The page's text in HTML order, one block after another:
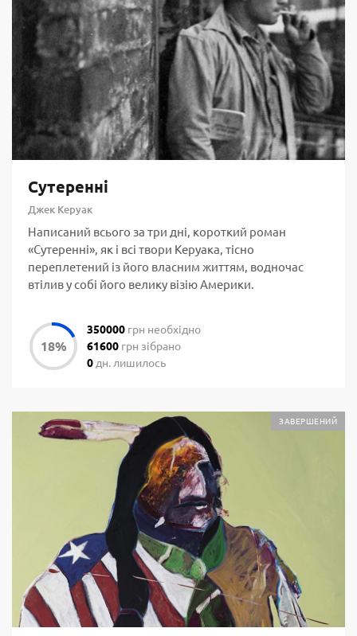
Сутеренні
Джек Керуак
Написаний всього за три дні, короткий роман
«Сутеренні», як і всі твори Керуака, тісно
переплетений із його власним життям, водночас
втілив у собі його велику візію Америки.
350000 грн необхідно
61600 грн зібрано
0 дн. лишилось
ЗАВЕРШЕНИЙ